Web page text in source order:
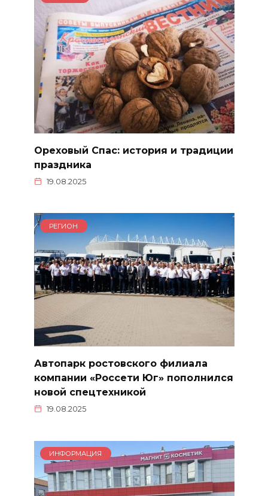
Ореховый Спас: история и традиции
праздника
19.08.2025
РЕГИОН
Автопарк ростовского филиала
компании «Россети Юг» пополнился
новой спецтехникой
19.08.2025
ИНФОРМАЦИЯ